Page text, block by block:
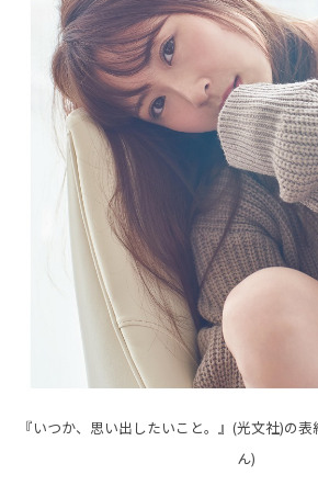
『いつか、思い出したいこと。』(光文社)の
ん)